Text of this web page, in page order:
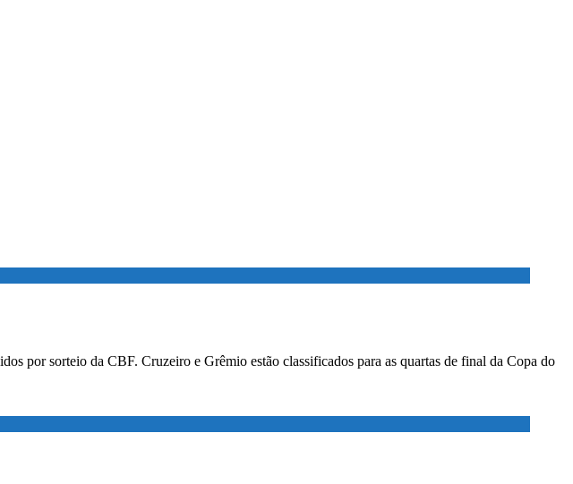
por sorteio da CBF. Cruzeiro e Grêmio estão classificados para as quartas de final da Copa do